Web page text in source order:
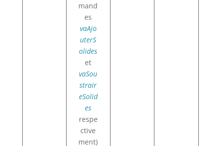
mand
es
vaAjo
uterS
olides
et
vaSou
strair
eSolid
es
respe
ctive
ment)